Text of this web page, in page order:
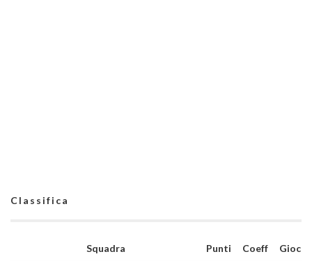
Classifica
Squadra Punti Coeff